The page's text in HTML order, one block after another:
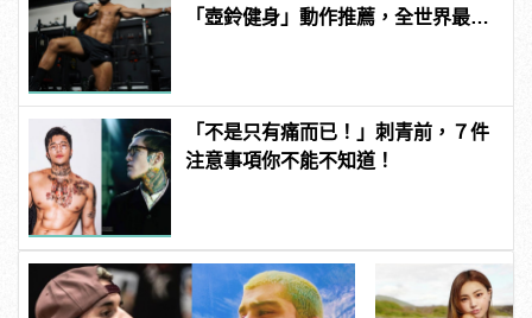
「壺鈴健身」動作推薦，全世界最好
「不是只有痛而已！」刺青前，７件
注意事項你不能不知道！